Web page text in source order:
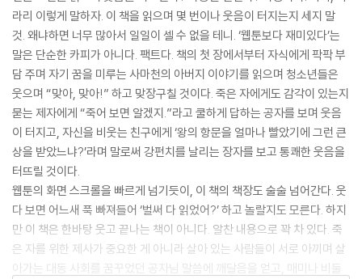
라리 이렇게 말하자. 이 책을 읽으며 몇 번이나 웃음이 터지는지 세지 말
것. 왜냐하면 너무 많아서 일일이 셀 수 없을 테니. ‘웹툰보다 재미있다’는
말은 단순한 카피가 아니다. 팩트다. 책의 첫 장에서부터 자식에게 팍팍 부
담 주며 자기 꿈을 미루는 사마천의 아버지 이야기를 읽으며 청소년들은
웃으며 “맞아, 맞아!” 하고 맞장구칠 것이다. 죽은 자에게도 감각이 있는지
묻는 제자에게 “죽어 보면 알겠지.”라고 쿨하게 답하는 공자를 보며 웃음
이 터지고, 자신을 비웃는 친구에게 ‘왕의 항문을 얼마나 빨았기에 그런 큰
상을 받았느냐?’라며 말로써 강펀치를 날리는 장자를 보고 통쾌한 웃음을
터뜨릴 것이다.
웹툰의 화면 스크롤을 빠르게 넘기듯이, 이 책의 책장도 술술 넘어간다. 웃
다 보면 어느새 푹 빠져들어 ‘벌써 다 읽었어?’ 하고 놀랄지도 모른다. 하지
만 이 책은 한바탕 웃고 끝나는 책이 아니다. 알찬 내용으로 꽉 차 있다. 죽
은 자를 위한 제사가 중요한 게 아니라 살아 있는 사람들이 서로 아끼며 살
아가는 대동 사회를 꿈꾸었던 공자님 말씀에 깨달음을 얻고, 매미나 비둘